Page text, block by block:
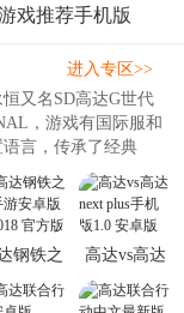
戏推荐手机版
又名SD高达G世代
，游戏有国际服和
言，传承了经典
进入专区>>
钢铁之
游安卓
官
高达vs高达
next plus手
机版1.0 安